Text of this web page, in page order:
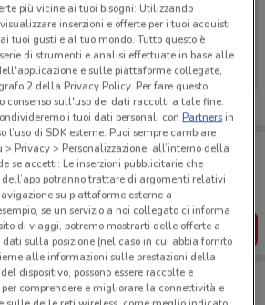
non abbiamo pubblicato
tua zona. Riprova più tardi.
sempre con te!
le migliori offerte dei negozi vicino a te,
creare la tua lista del risparmio, comodamente
SCARICA L’APP
più vicine ai tuoi bisogni: Utilizzando
inserzioni e offerte per i tuoi acquisti
tuoi gusti e al tuo mondo. Tutto questo è
di strumenti e analisi effettuate in base alle
e sulle piattaforme collegate,
2 della Privacy Policy. Per fare questo,
consenso sull'uso dei dati raccolti a tale fine.
i tuoi dati personali conPartnersin
di SDK esterne. Puoi sempre cambiare
Privacy > Personalizzazione, all’interno della
se accetti: Le inserzioni pubblicitarie che
potranno trattare di argomenti relativi
su piattaforme esterne a
se un servizio a noi collegato ci informa
di viaggi, potremo mostrarti delle offerte a
sulla posizione (nel caso in cui abbia fornito
alle informazioni sulle prestazioni della
dispositivo, possono essere raccolte e
comprendere e migliorare la connettività e